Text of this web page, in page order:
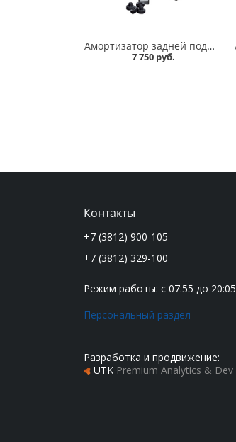
Амортизатор задней подвески 2110,1118-19 /стандарт/ комплект, SS 20 в Омске
7 750 руб.
Контакты
+7 (3812) 900-105
+7 (3812) 329-100
Режим работы: с 07:55 до 20:05
Персональный раздел
Разработка и продвижение:
UTK Premium Analytics & Dev